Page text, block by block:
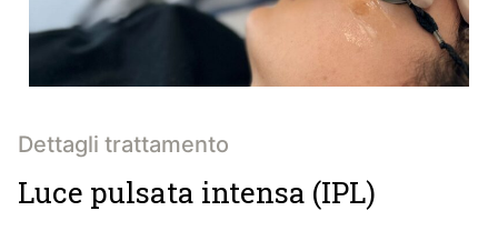
Dettagli trattamento
Luce pulsata intensa (IPL)